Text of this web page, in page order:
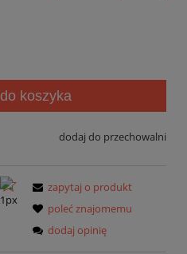
do koszyka
dodaj do przechowalni
zapytaj o produkt
poleć znajomemu
dodaj opinię